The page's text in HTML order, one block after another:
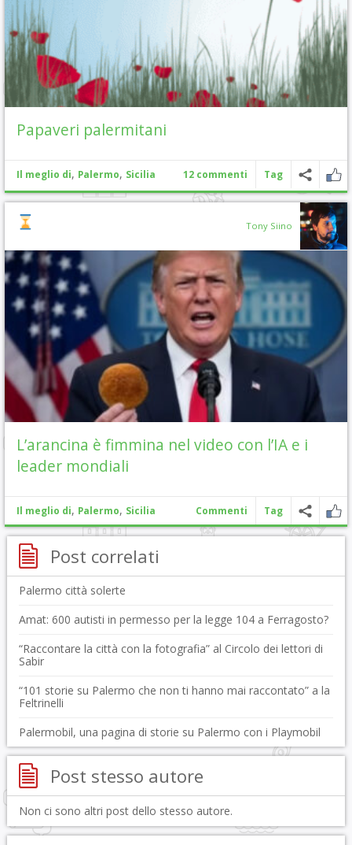
Papaveri palermitani
Il meglio di, Palermo, Sicilia 12 commenti Tag
Tony Siino
L’arancina è fimmina nel video con l’IA e i
leader mondiali
Il meglio di, Palermo, Sicilia Commenti Tag
Post correlati
Palermo città solerte
Amat: 600 autisti in permesso per la legge 104 a Ferragosto?
“Raccontare la città con la fotografia” al Circolo dei lettori di
Sabir
“101 storie su Palermo che non ti hanno mai raccontato” a la
Feltrinelli
Palermobil, una pagina di storie su Palermo con i Playmobil
Post stesso autore
Non ci sono altri post dello stesso autore.